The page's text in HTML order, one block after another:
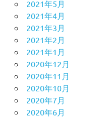
2021年5月
2021年4月
2021年3月
2021年2月
2021年1月
2020年12月
2020年11月
2020年10月
2020年7月
2020年6月